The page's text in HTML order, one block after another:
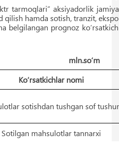
tarmoqlari” aksiyadorlik
qilish hamda sotish, tranzit,
belgilangan prognoz
Ko‘rsatkichlar nomi
sotishdan tushgan sof
Sotilgan mahsulotlar tannarxi